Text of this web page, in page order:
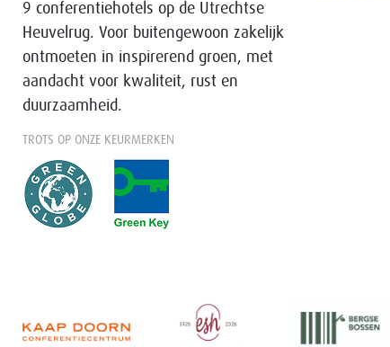
9 conferentiehotels op de Utrechtse
Heuvelrug. Voor buitengewoon zakelijk
ontmoeten in inspirerend groen, met
aandacht voor kwaliteit, rust en
duurzaamheid.
TROTS OP ONZE KEURMERKEN